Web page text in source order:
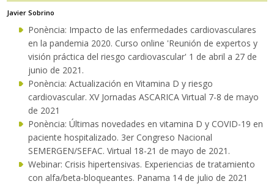
Javier Sobrino
Ponència: Impacto de las enfermedades cardiovasculares
en la pandemia 2020. Curso online 'Reunión de expertos y
visión práctica del riesgo cardiovascular' 1 de abril a 27 de
junio de 2021.
Ponència: Actualización en Vitamina D y riesgo
cardiovascular. XV Jornadas ASCARICA Virtual 7-8 de mayo
de 2021
Ponència: Últimas novedades en vitamina D y COVID-19 en
paciente hospitalizado. 3er Congreso Nacional
SEMERGEN/SEFAC. Virtual 18-21 de mayo de 2021.
Webinar: Crisis hipertensivas. Experiencias de tratamiento
con alfa/beta-bloqueantes. Panama 14 de julio de 2021